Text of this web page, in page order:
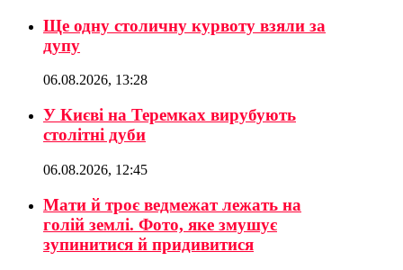
Ще одну столичну курвоту взяли за
дупу
06.08.2026, 13:28
У Києві на Теремках вирубують
столітні дуби
06.08.2026, 12:45
Мати й троє ведмежат лежать на
голій землі. Фото, яке змушує
зупинитися й придивитися